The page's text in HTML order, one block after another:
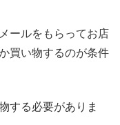
ールをもらってお店
買い物するのが条件
する必要がありま